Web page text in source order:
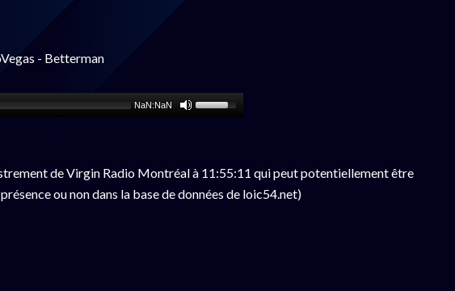
- Betterman
NaN:NaN
de Virgin Radio Montréal à 11:55:11 qui peut potentiellement être
ou non dans la base de données de loic54.net)